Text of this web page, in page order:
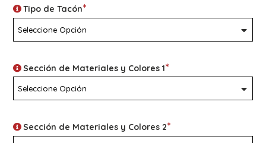
Tipo de Tacón*
Sección de Materiales y Colores 1*
Sección de Materiales y Colores 2*